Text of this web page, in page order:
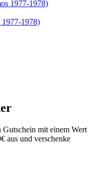
1978)
mit einem Wert
aus und verschenke